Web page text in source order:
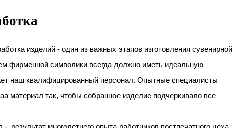
изделий - один из важных этапов изготовления сувенирной
фирменной символики всегда должно иметь идеальную
наш квалифицированный персонал. Опытные специалисты
материал так, чтобы собранное изделие подчеркивало все